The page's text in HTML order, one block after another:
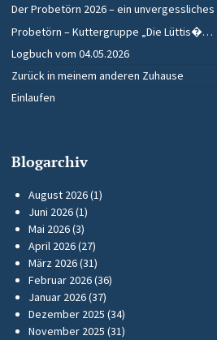
Der Probetörn 2026 – ein
Probetörn – Kuttergruppe „Die Lüttis�…
Logbuch vom 04.05.2026
Zurück in meinem anderen Zuhause
Einlaufen
Blogarchiv
August 2026(1)
Juni 2026(1)
Mai 2026(3)
April 2026(27)
März 2026(31)
Februar 2026(36)
Januar 2026(37)
Dezember 2025 (34)
November 2025 (31)